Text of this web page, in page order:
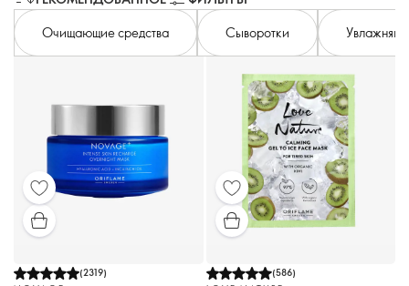
Очищающие средства
Сыворотки
(2319)
(586)